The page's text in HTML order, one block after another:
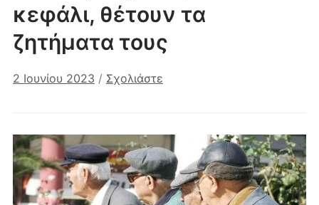
κεφάλι, θέτουν τα
ζητήματα τους
2 Ιουνίου 2023 / Σχολιάστε